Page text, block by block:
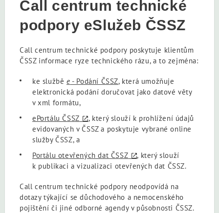
Call centrum technické
podpory eSlužeb ČSSZ
Call centrum technické podpory poskytuje klientům
ČSSZ informace ryze technického rázu, a to zejména:
ke službě e - Podání ČSSZ, která umožňuje
elektronická podání doručovat jako datové věty
v xml formátu,
ePortálu ČSSZ
, který slouží k prohlížení údajů
evidovaných v ČSSZ a poskytuje vybrané online
služby ČSSZ, a
Portálu otevřených dat ČSSZ
, který slouží
k publikaci a vizualizaci otevřených dat ČSSZ.
Call centrum technické podpory neodpovídá na
dotazy týkající se důchodového a nemocenského
pojištění či jiné odborné agendy v působnosti ČSSZ.